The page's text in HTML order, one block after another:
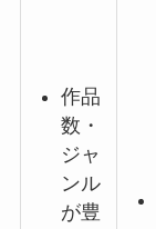
作品
数・
ジャ
ンル
が豊